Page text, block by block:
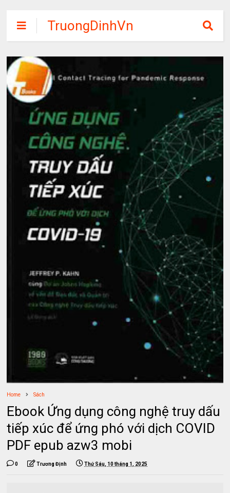
TruongDinhVn
Chia sẽ ebook,
các khóa học,
phần mềm học
tập miễn phí
Home Sách
Ebook Ứng dụng công nghệ truy dấu
tiếp xúc để ứng phó với dịch COVID
PDF epub azw3 mobi
0 Trương Định Thứ Sáu, 10 tháng 1, 2025